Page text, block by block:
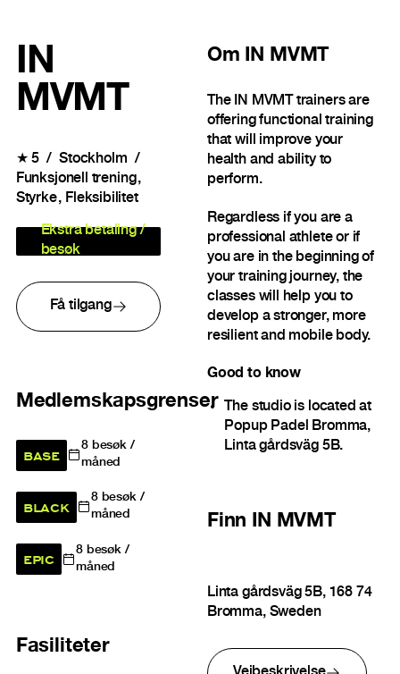
IN
MVMT
★5
Stockholm
Funksjonell trening
Styrke
Fleksibilitet
Ekstra betaling /
besøk
Få tilgang
Medlemskapsgrenser
BASE 8besøk /
måned
BLACK 8besøk /
måned
EPIC 8besøk /
måned
Fasiliteter
Om IN MVMT
The IN MVMT trainers are
offering functional training
that will improve your
health and ability to
perform.
Regardless if you are a
professional athlete or if
you are in the beginning of
your training journey, the
classes will help you to
develop a stronger, more
resilient and mobile body.
Good to know
The studio is located at
Popup Padel Bromma,
Linta gårdsväg 5B.
Finn IN MVMT
Linta gårdsväg 5B, 168 74
Bromma, Sweden